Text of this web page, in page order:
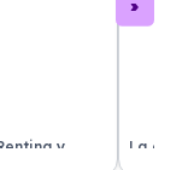
y
La